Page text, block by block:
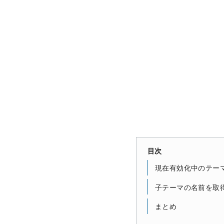
目次
現在有効化中のテー
子テーマの名前を取
まとめ